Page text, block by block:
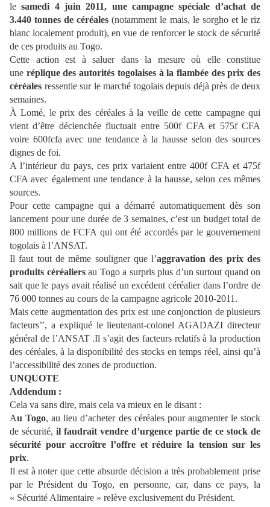
lesamedi 4 juin 2011, une campagne spéciale d’achat de
3.440 tonnes de céréales (notamment le mais, le sorgho et le riz
blanc localement produit), en vue de renforcer le stock de sécurité
de ces produits au Togo.
Cette action est à saluer dans la mesure où elle constitue
une réplique des autorités togolaises à la flambée des prix des
céréales ressentie sur le marché togolais depuis déjà près de deux
semaines.
À Lomé, le prix des céréales à la veille de cette campagne qui
vient d’être déclenchée fluctuait entre 500f CFA et 575f CFA
voire 600fcfa avec une tendance à la hausse selon des sources
dignes de foi.
A l’intérieur du pays, ces prix variaient entre 400f CFA et 475f
CFA avec également une tendance à la hausse, selon ces mêmes
sources.
Pour cette campagne qui a démarré automatiquement dès son
lancement pour une durée de 3 semaines, c’est un budget total de
800 millions de FCFA qui ont été accordés par le gouvernement
togolais à l’ANSAT.
Il faut tout de même souligner que l’aggravation des prix des
produits céréaliers au Togo a surpris plus d’un surtout quand on
sait que le pays avait réalisé un excédent céréalier dans l’ordre de
76 000 tonnes au cours de la campagne agricole 2010-2011.
Mais cette augmentation des prix est une conjonction de plusieurs
facteurs’’, a expliqué le lieutenant-colonel AGADAZI directeur
général de l’ANSAT .Il s’agit des facteurs relatifs à la production
des céréales, à la disponibilité des stocks en temps réel, ainsi qu’à
l’accessibilité des zones de production.
UNQUOTE
Addendum :
Cela va sans dire, mais cela va mieux en le disant :
Au Togo, au lieu d’acheter des céréales pour augmenter le stock
de sécurité, il faudrait vendre d’urgence partie de ce stock de
sécurité pour accroître l’offre et réduire la tension sur les
prix.
Il est à noter que cette absurde décision a très probablement prise
par le Président du Togo, en personne, car, dans ce pays, la
« Sécurité Alimentaire » relève exclusivement du Président.